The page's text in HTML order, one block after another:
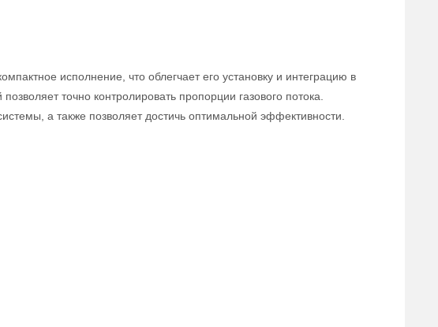
исполнение, что облегчает его установку и интеграцию в
точно контролировать пропорции газового потока.
а также позволяет достичь оптимальной эффективности.